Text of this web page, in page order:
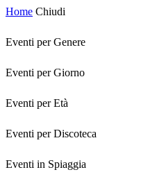
Home Chiudi
Eventi per Genere
Eventi per Giorno
Eventi per Età
Eventi per Discoteca
Eventi in Spiaggia